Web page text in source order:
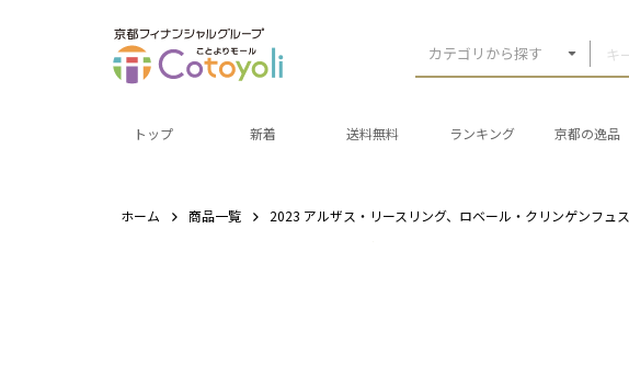
カテゴリから探す
トップ 新着 送料無料 ランキング 京都の逸品
ホーム 商品一覧 2023 アルザス・リースリング、ロベール・クリンゲンフュス